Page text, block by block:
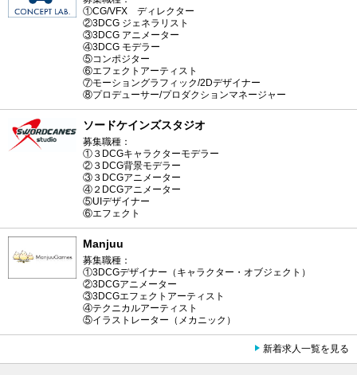
①CG/VFX ディレクター
②3DCG ジェネラリスト
③3DCG アニメーター
④3DCG モデラー
⑤コンポジター
⑥エフェクトアーティスト
⑦モーショングラフィック/2Dデザイナー
⑧プロデューサー/プロダクションマネージャー
ソードケインズスタジオ
募集職種：
①３DCGキャラクターモデラー
②３DCG背景モデラー
③３DCGアニメーター
④２DCGアニメーター
⑤UIデザイナー
⑥エフェクト
Manjuu
募集職種：
①3DCGデザイナー（キャラクター・オブジェクト）
②3DCGアニメーター
③3DCGエフェクトアーティスト
④テクニカルアーティスト
⑤イラストレーター（メカニック）
新着求人一覧を見る